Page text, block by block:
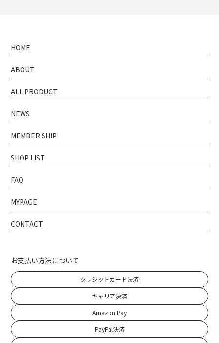
HOME
ABOUT
ALL PRODUCT
NEWS
MEMBER SHIP
SHOP LIST
FAQ
MYPAGE
CONTACT
お支払い方法について
クレジットカード決済
キャリア決済
Amazon Pay
PayPal決済